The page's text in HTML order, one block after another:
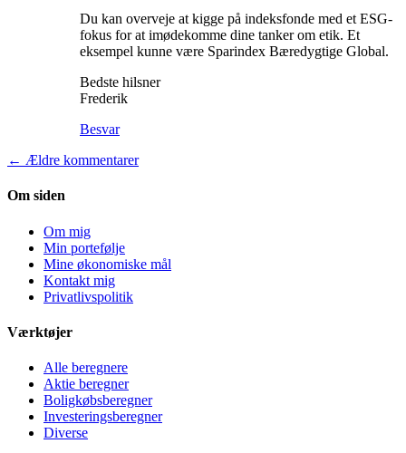
Du kan overveje at kigge på indeksfonde med et ESG-
fokus for at imødekomme dine tanker om etik. Et
eksempel kunne være Sparindex Bæredygtige Global.
Bedste hilsner
Frederik
Besvar
← Ældre kommentarer
Om siden
Om mig
Min portefølje
Mine økonomiske mål
Kontakt mig
Privatlivspolitik
Værktøjer
Alle beregnere
Aktie beregner
Boligkøbsberegner
Investeringsberegner
Diverse